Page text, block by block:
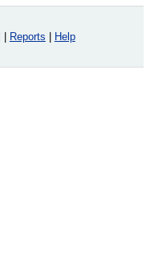
Reports
Help